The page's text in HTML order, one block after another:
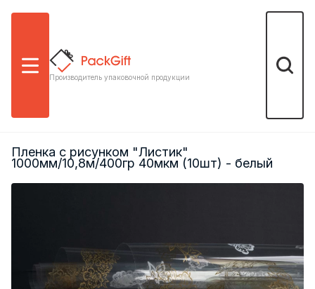
Меню
Производитель упаковочной продукции
Поиск
Пленка с рисунком "Листик"
1000мм/10,8м/400гр 40мкм (10шт) - белый